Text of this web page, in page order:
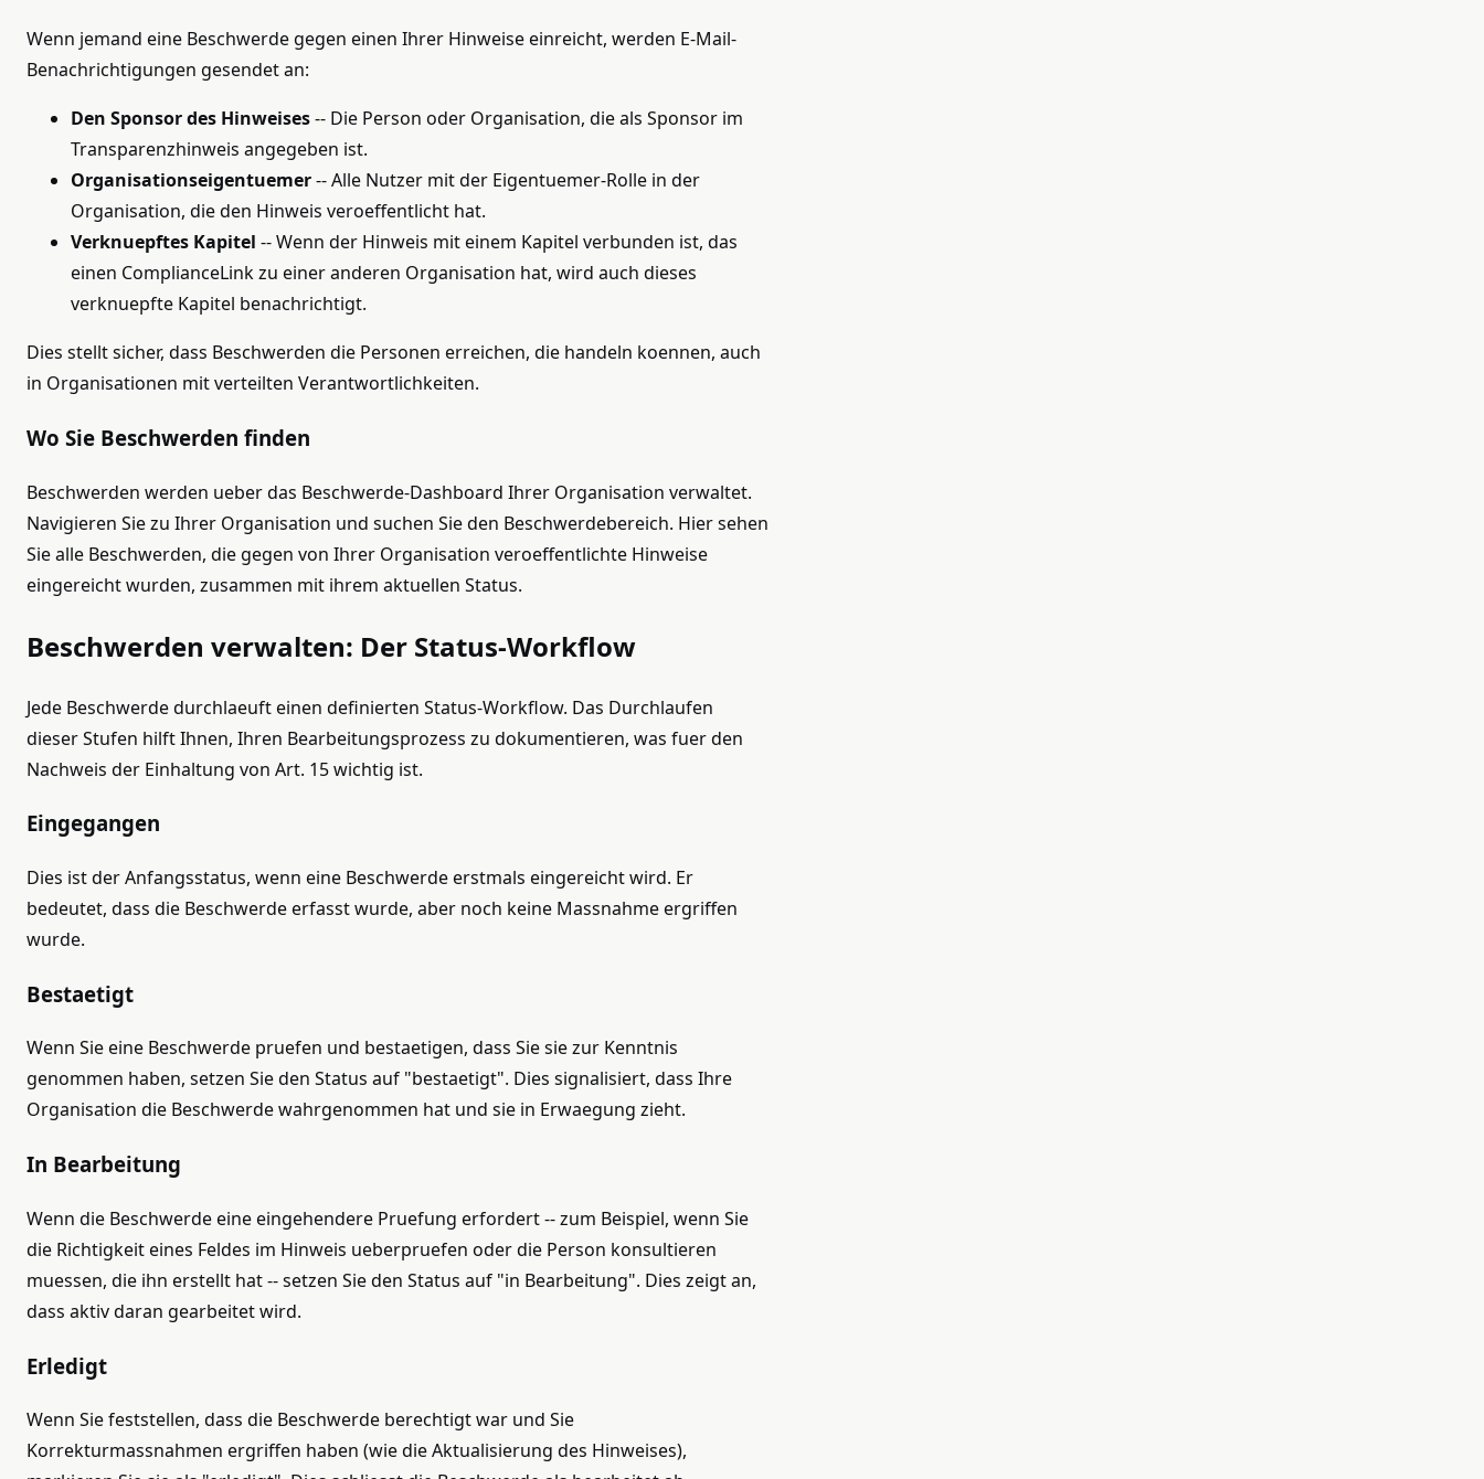
Wenn jemand eine Beschwerde gegen einen Ihrer Hinweise einreicht, werden E-Mail-
Benachrichtigungen gesendet an:
Den Sponsor des Hinweises-- Die Person oder Organisation, die als Sponsor im
Transparenzhinweis angegeben ist.
Organisationseigentuemer-- Alle Nutzer mit der Eigentuemer-Rolle in der
Organisation, die den Hinweis veroeffentlicht hat.
Verknuepftes Kapitel -- Wenn der Hinweis mit einem Kapitel verbunden ist, das
einen ComplianceLink zu einer anderen Organisation hat, wird auch dieses
verknuepfte Kapitel benachrichtigt.
Dies stellt sicher, dass Beschwerden die Personen erreichen, die handeln koennen, auch
in Organisationen mit verteilten Verantwortlichkeiten.
Wo Sie Beschwerden finden
Beschwerden werden ueber das Beschwerde-Dashboard Ihrer Organisation verwaltet.
Navigieren Sie zu Ihrer Organisation und suchen Sie den Beschwerdebereich. Hier sehen
Sie alle Beschwerden, die gegen von Ihrer Organisation veroeffentlichte Hinweise
eingereicht wurden, zusammen mit ihrem aktuellen Status.
Beschwerden verwalten: Der Status-Workflow
Jede Beschwerde durchlaeuft einen definierten Status-Workflow. Das Durchlaufen
dieser Stufen hilft Ihnen, Ihren Bearbeitungsprozess zu dokumentieren, was fuer den
Nachweis der Einhaltung von Art. 15 wichtig ist.
Eingegangen
Dies ist der Anfangsstatus, wenn eine Beschwerde erstmals eingereicht wird. Er
bedeutet, dass die Beschwerde erfasst wurde, aber noch keine Massnahme ergriffen
wurde.
Bestaetigt
Wenn Sie eine Beschwerde pruefen und bestaetigen, dass Sie sie zur Kenntnis
genommen haben, setzen Sie den Status auf "bestaetigt". Dies signalisiert, dass Ihre
Organisation die Beschwerde wahrgenommen hat und sie in Erwaegung zieht.
In Bearbeitung
Wenn die Beschwerde eine eingehendere Pruefung erfordert -- zum Beispiel, wenn Sie
die Richtigkeit eines Feldes im Hinweis ueberpruefen oder die Person konsultieren
muessen, die ihn erstellt hat -- setzen Sie den Status auf "in Bearbeitung". Dies zeigt an,
dass aktiv daran gearbeitet wird.
Erledigt
Wenn Sie feststellen, dass die Beschwerde berechtigt war und Sie
Korrekturmassnahmen ergriffen haben (wie die Aktualisierung des Hinweises),